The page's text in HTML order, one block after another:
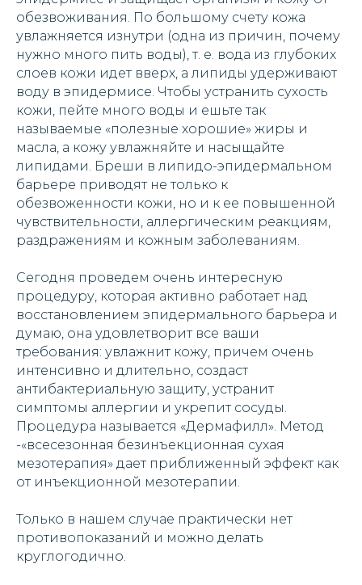
обезвоживания. По большому счету кожа
увлажняется изнутри (одна из причин, почему
нужно много пить воды), т. е. вода из глубоких
слоев кожи идет вверх, а липиды удерживают
воду в эпидермисе. Чтобы устранить сухость
кожи, пейте много воды и ешьте так
называемые «полезные хорошие» жиры и
масла, а кожу увлажняйте и насыщайте
липидами. Бреши в липидо-эпидермальном
барьере приводят не только к
обезвоженности кожи, но и к ее повышенной
чувствительности, аллергическим реакциям,
раздражениям и кожным заболеваниям.
Сегодня проведем очень интересную
процедуру, которая активно работает над
восстановлением эпидермального барьера и
думаю, она удовлетворит все ваши
требования: увлажнит кожу, причем очень
интенсивно и длительно, создаст
антибактериальную защиту, устранит
симптомы аллергии и укрепит сосуды.
Процедура называется «Дермафилл». Метод
-«всесезонная безинъекционная сухая
мезотерапия» дает приближенный эффект как
от инъекционной мезотерапии.
Только в нашем случае практически нет
противопоказаний и можно делать
круглогодично.